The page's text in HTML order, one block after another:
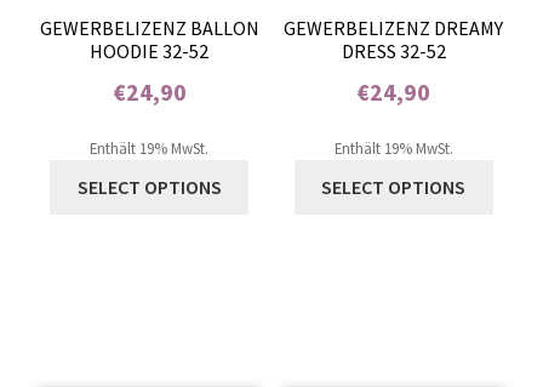
GEWERBELIZENZ BALLON
HOODIE 32-52
€24,90
Enthält 19% MwSt.
SELECT OPTIONS
GEWERBELIZENZ DREAMY
DRESS 32-52
€24,90
Enthält 19% MwSt.
SELECT OPTIONS